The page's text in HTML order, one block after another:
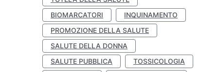
BIOMARCATORI
INQUINAMENTO
PROMOZIONE DELLA SALUTE
SALUTE DELLA DONNA
SALUTE PUBBLICA
TOSSICOLOGIA